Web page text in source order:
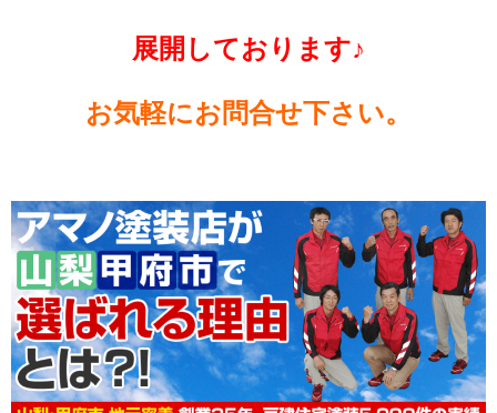
展開しております♪
お気軽にお問合せ下さい。